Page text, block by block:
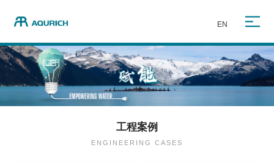
EN
工程案例
ENGINEERING CASES